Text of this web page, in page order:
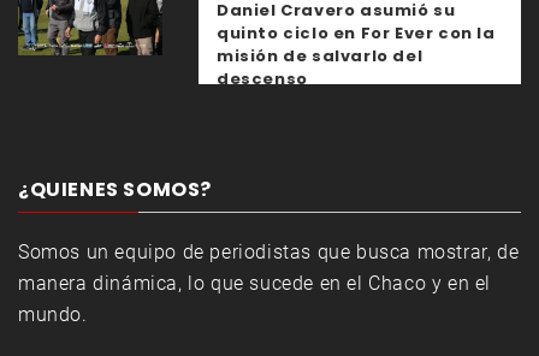
Daniel Cravero asumió su
quinto ciclo en For Ever con la
misión de salvarlo del
descenso
¿QUIENES SOMOS?
Somos un equipo de periodistas que busca mostrar, de
manera dinámica, lo que sucede en el Chaco y en el
mundo.